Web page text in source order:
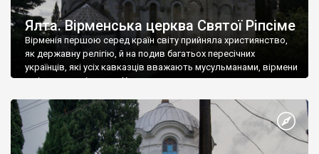
Ялта. Вірменська церква Святої Ріпсіме
Вірменія першою серед країн світу прийняла християнство,
як державну релігію, й на подив багатьох пересічних
українців, які усіх кавказців вважають мусульманами, вірмени
є відданими вірянами Христа